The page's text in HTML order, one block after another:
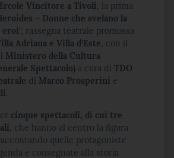
Vincitore a Tivoli, la prima
– Donne che svelano la
eroi”, rassegna teatrale promossa
Adriana e Villa d’Este, con il
Ministero della Cultura
Spettacolo) a cura di TDO
di Marco Prosperini e
.
cinque spettacoli, di cui tre
che hanno al centro la figura
quelle protagoniste
e consegnate alla storia